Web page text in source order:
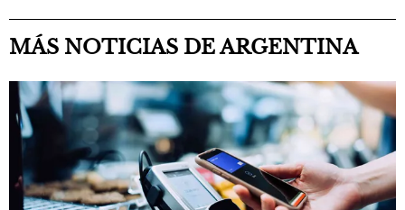
MÁS NOTICIAS DE ARGENTINA